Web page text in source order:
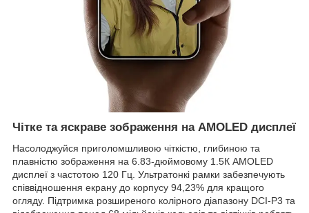
Чітке та яскраве зображення на AMOLED дисплеї
Насолоджуйся приголомшливою чіткістю, глибиною та
плавністю зображення на 6.83-дюймовому 1.5К AMOLED
дисплеї з частотою 120 Гц. Ультратонкі рамки забезпечують
співвідношення екрану до корпусу 94,23% для кращого
огляду. Підтримка розширеного колірного діапазону DCI-P3 та